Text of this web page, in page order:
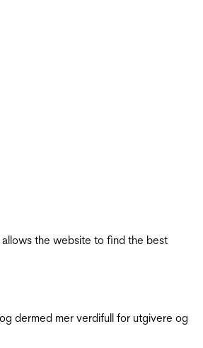
allows the website to find the best
dermed mer verdifull for utgivere og